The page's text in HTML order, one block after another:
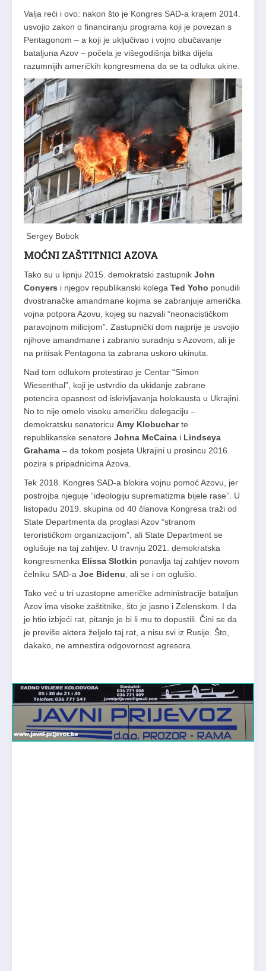
Valja reći i ovo: nakon što je Kongres SAD-a krajem 2014.
usvojio zakon o financiranju programa koji je povezan s
Pentagonom – a koji je uključivao i vojno obučavanje
bataljuna Azov – počela je višegodišnja bitka dijela
razumnijih američkih kongresmena da se ta odluka ukine.
Sergey Bobok
MOĆNI ZAŠTITNICI AZOVA
Tako su u lipnju 2015. demokratski zastupnik John
Conyers i njegov republikanski kolega Ted Yoho ponudili
dvostranačke amandmane kojima se zabranjuje američka
vojna potpora Azovu, kojeg su nazvali “neonacističkom
paravojnom milicijom”. Zastupnički dom najprije je usvojio
njihove amandmane i zabranio suradnju s Azovom, ali je
na pritisak Pentagona ta zabrana uskoro ukinuta.
Nad tom odlukom protestirao je Centar “Simon
Wiesenthal”, koji je ustvrdio da ukidanje zabrane
potencira opasnost od iskrivljavanja holokausta u Ukrajini.
No to nije omelo visoku američku delegaciju –
demokratsku senatoricu Amy Klobucharte
republikanske senatore Johna McCaina i Lindseya
Grahama – da tokom posjeta Ukrajini u prosincu 2016.
pozira s pripadnicima Azova.
Tek 2018. Kongres SAD-a blokira vojnu pomoć Azovu, jer
postrojba njeguje “ideologiju suprematizma bijele rase”. U
listopadu 2019. skupina od 40 članova Kongresa traži od
State Departmenta da proglasi Azov “stranom
terorističkom organizacijom”, ali State Department se
oglušuje na taj zahtjev. U travnju 2021. demokratska
kongresmenka Elissa Slotkin ponavlja taj zahtjev novom
čelniku SAD-a Joe Bidenu, ali se i on oglušio.
Tako već u tri uzastopne američke administracije bataljun
Azov ima visoke zaštitnike, što je jasno i Zelenskom. I da
je htio izbjeći rat, pitanje je bi li mu to dopustili. Čini se da
je previše aktera željelo taj rat, a nisu svi iz Rusije. Što,
dakako, ne amnestira odgovornost agresora.